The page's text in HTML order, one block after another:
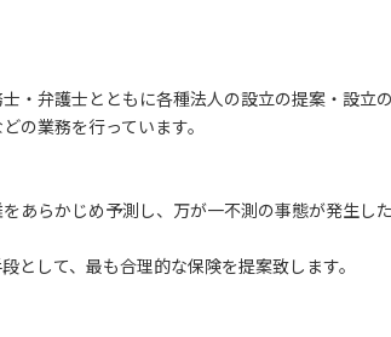
・弁護士とともに各種法人の設立の提案・設立
の業務を行っています。
あらかじめ予測し、万が一不測の事態が発生し
として、最も合理的な保険を提案致します。